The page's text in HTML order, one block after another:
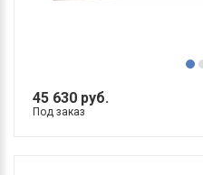
45 630 руб.
Под заказ